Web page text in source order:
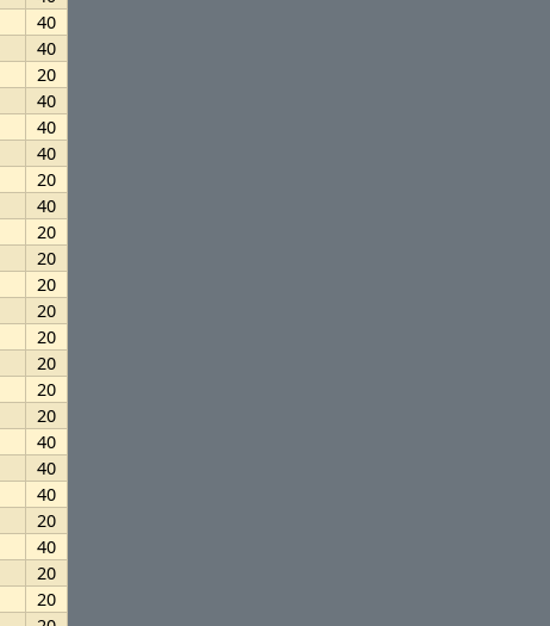
40
40
20
40
40
40
20
40
20
20
20
20
20
20
20
20
40
40
40
20
40
20
20